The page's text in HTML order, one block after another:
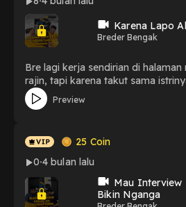
Karena Lapo
Breder Bengak
Bre lagi kerja sendirian di halaman
rajin, tapi karena takut sama
bekerja itu, Der datang. Dengan
memberikan saran kepada bre
istrinya. Benarkah saran der akan
membawa petaka?
Preview
25 Coin
0 4 bulan lalu
Mau Interview
Bikin Nganga